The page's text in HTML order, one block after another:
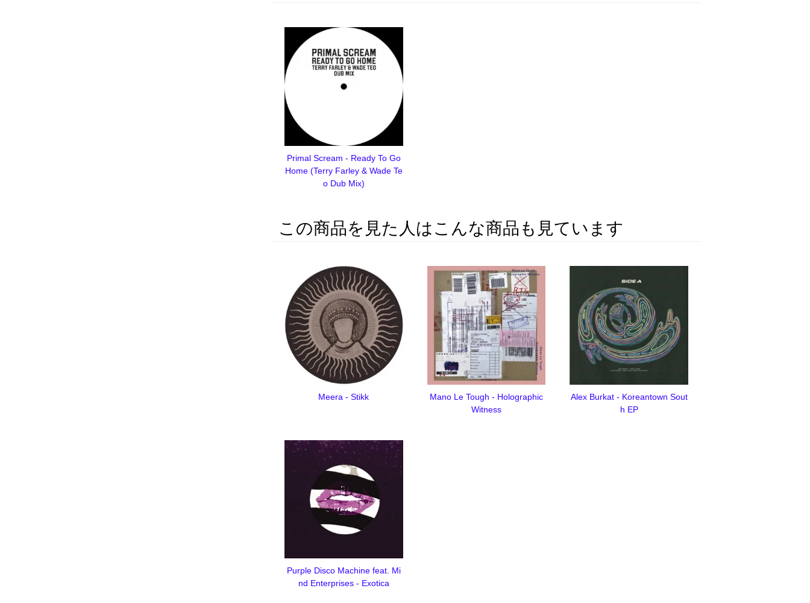
Primal Scream - Ready To Go
Home (Terry Farley & Wade Te
o Dub Mix)
この商品を見た人はこんな商品も見ています
Meera - Stikk
Mano Le Tough - Holographic
Witness
Alex Burkat - Koreantown Sout
h EP
Purple Disco Machine feat. Mi
nd Enterprises - Exotica